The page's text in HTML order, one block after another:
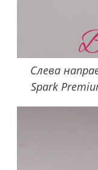
Слева
Spark